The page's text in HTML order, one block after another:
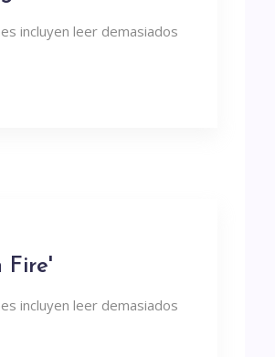
incluyen leer demasiados
Fire'
incluyen leer demasiados